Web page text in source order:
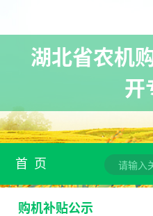
湖北省农机
开
首 页
购机补贴公示